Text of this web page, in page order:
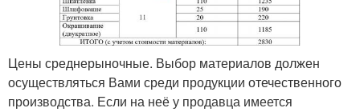
Цены среднерыночные. Выбор материалов должен
осуществляться Вами среди продукции отечественного
производства. Если на неё у продавца имеется